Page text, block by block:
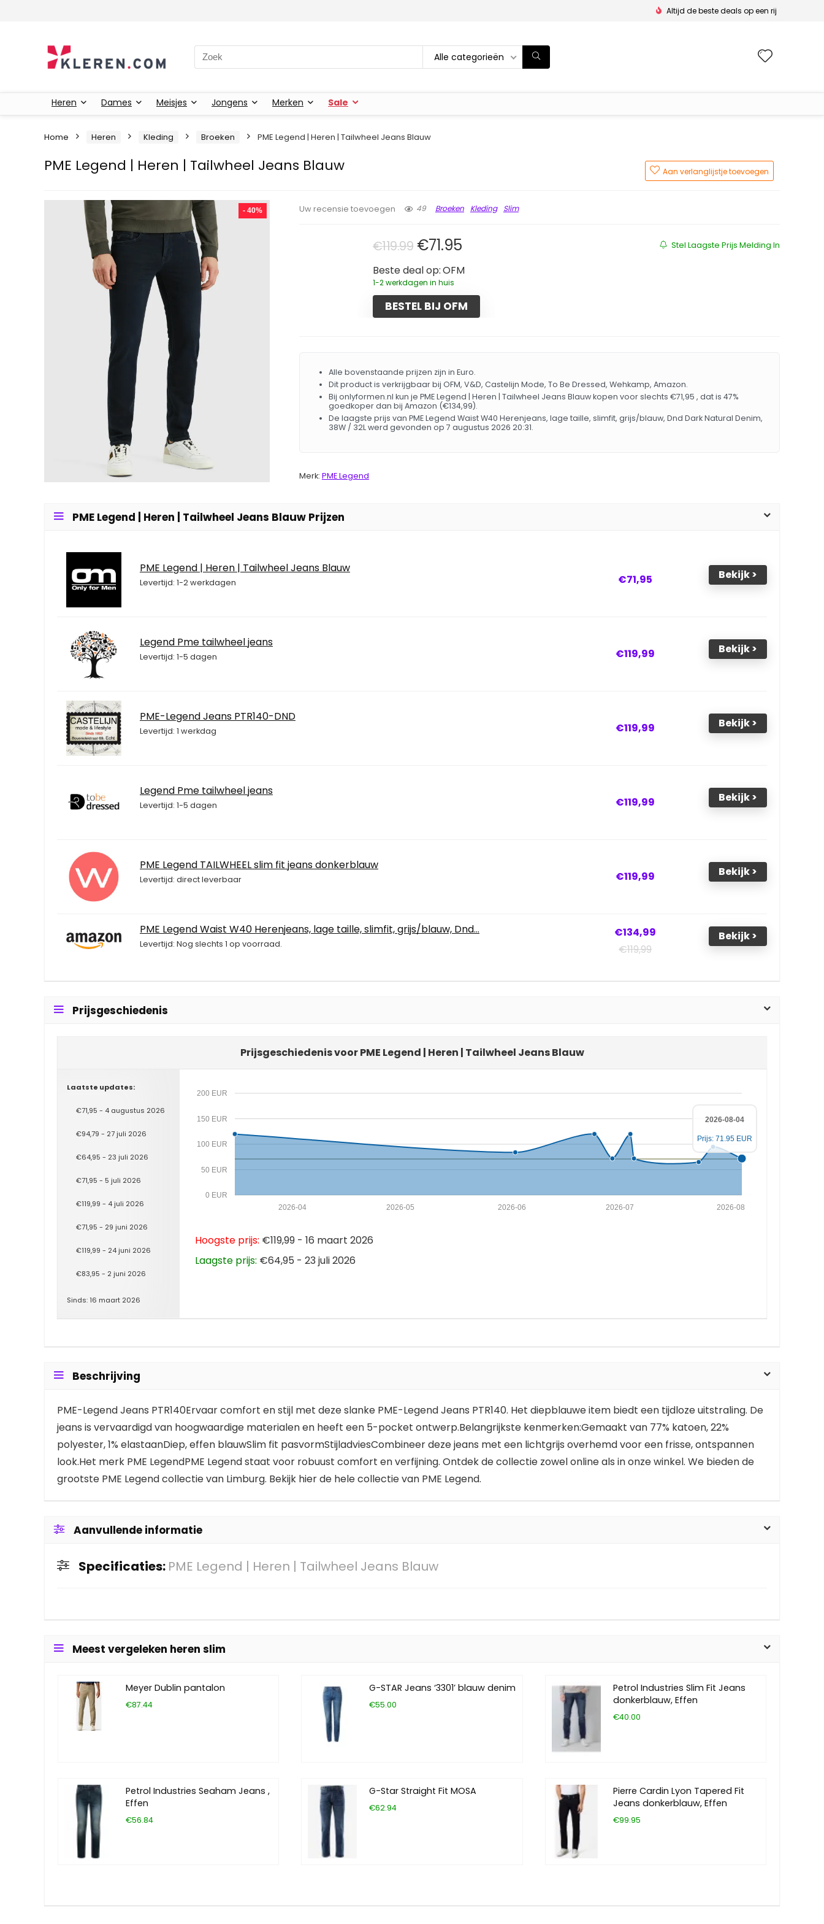
Altijd de beste deals op een rij
Zoeken naar: Alle categorieën
Heren Dames Meisjes Jongens Merken Sale
Home Heren Kleding Broeken PME Legend | Heren | Tailwheel Jeans Blauw
PME Legend | Heren | Tailwheel Jeans Blauw Aan verlanglijstje toevoegen
- 40% Uw recensie toevoegen 49 Broeken Kleding Slim
Stel Laagste Prijs Melding In
€119.99 Oorspronkelijke prijs was: €119.99.
€71.95Huidige prijs is: €71.95.
Beste deal op: OFM
1-2 werkdagen in huis
BESTEL BIJ OFM
Alle bovenstaande prijzen zijn in Euro.
Dit product is verkrijgbaar bij OFM, V&D, Castelijn Mode, To Be Dressed, Wehkamp, Amazon.
Bij onlyformen.nl kun je PME Legend | Heren | Tailwheel Jeans Blauw kopen voor slechts €71,95 , dat is 47%
goedkoper dan bij Amazon (€134,99).
De laagste prijs van PME Legend Waist W40 Herenjeans, lage taille, slimfit, grijs/blauw, Dnd Dark Natural Denim,
38W / 32L werd gevonden op 7 augustus 2026 20:31.
Merk: PME Legend
PME Legend | Heren | Tailwheel Jeans Blauw Prijzen
PME Legend | Heren | Tailwheel Jeans Blauw
Levertijd: 1-2 werkdagen €71,95 Bekijk >
Legend Pme tailwheel jeans
Levertijd: 1-5 dagen €119,99 Bekijk >
PME-Legend Jeans PTR140-DND
Levertijd: 1 werkdag €119,99 Bekijk >
Legend Pme tailwheel jeans
Levertijd: 1-5 dagen €119,99 Bekijk >
PME Legend TAILWHEEL slim fit jeans donkerblauw
Levertijd: direct leverbaar €119,99 Bekijk >
PME Legend Waist W40 Herenjeans, lage taille, slimfit, grijs/blauw, Dnd...
Levertijd: Nog slechts 1 op voorraad.
€134,99
€119,99
Bekijk >
Prijsgeschiedenis
Prijsgeschiedenis voor PME Legend | Heren | Tailwheel Jeans Blauw
Laatste updates:
€71,95 - 4 augustus 2026
€94,79 - 27 juli 2026
€64,95 - 23 juli 2026
€71,95 - 5 juli 2026
€119,99 - 4 juli 2026
€71,95 - 29 juni 2026
€119,99 - 24 juni 2026
€83,95 - 2 juni 2026
Sinds: 16 maart 2026
0 EUR
50 EUR
100 EUR
150 EUR
200 EUR
2026-08
2026-07
2026-06
2026-05
2026-04
2026-08-04
Prijs: 71.95 EUR
Hoogste prijs: €119,99 - 16 maart 2026
Laagste prijs: €64,95 - 23 juli 2026
Beschrijving
PME-Legend Jeans PTR140Ervaar comfort en stijl met deze slanke PME-Legend Jeans PTR140. Het diepblauwe item biedt een tijdloze uitstraling. De
jeans is vervaardigd van hoogwaardige materialen en heeft een 5-pocket ontwerp.Belangrijkste kenmerken:Gemaakt van 77% katoen, 22%
polyester, 1% elastaanDiep, effen blauwSlim fit pasvormStijladviesCombineer deze jeans met een lichtgrijs overhemd voor een frisse, ontspannen
look.Het merk PME LegendPME Legend staat voor robuust comfort en verfijning. Ontdek de collectie zowel online als in onze winkel. We bieden de
grootste PME Legend collectie van Limburg. Bekijk hier de hele collectie van PME Legend.
Aanvullende informatie
Specificaties: PME Legend | Heren | Tailwheel Jeans Blauw
Meest vergeleken heren slim
Meyer Dublin pantalon
€87.44
G-STAR Jeans ‘3301’ blauw denim
€55.00
Petrol Industries Slim Fit Jeans
donkerblauw, Effen
€40.00
Petrol Industries Seaham Jeans ,
Effen
€56.84
G-Star Straight Fit MOSA
€62.94
Pierre Cardin Lyon Tapered Fit
Jeans donkerblauw, Effen
€99.95